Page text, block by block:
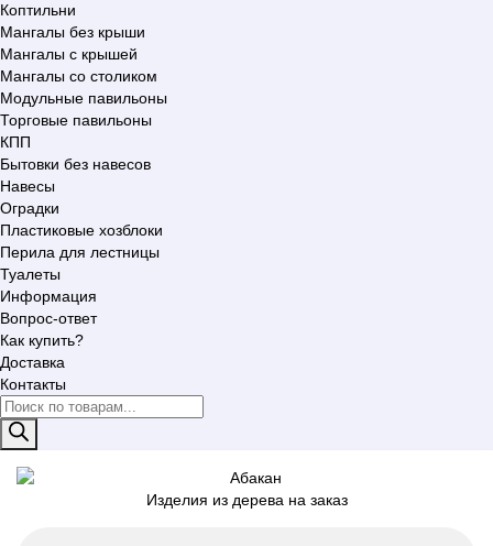
Коптильни
Мангалы без крыши
Мангалы с крышей
Мангалы со столиком
Модульные павильоны
Торговые павильоны
КПП
Бытовки без навесов
Навесы
Оградки
Пластиковые хозблоки
Перила для лестницы
Туалеты
Информация
Вопрос-ответ
Как купить?
Доставка
Контакты
Поиск
товаров
Изделия из дерева на заказ